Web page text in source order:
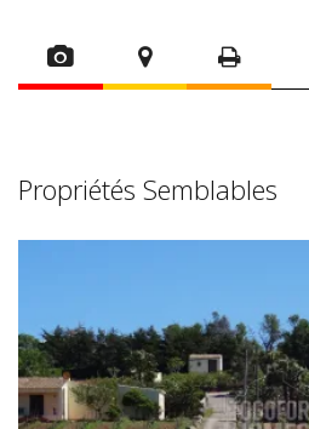
Propriétés Semblables